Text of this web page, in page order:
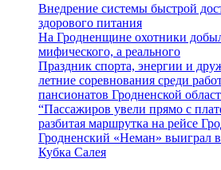
Внедрение системы быстрой
здорового питания
На Гродненщине охотники
мифического, а реального
Праздник спорта, энергии и
летние соревнования среди
пансионатов Гродненской
“Пассажиров увели прямо с
разбитая маршрутка на рейсе
Гродненский «Неман» выиграл
Кубка Салея